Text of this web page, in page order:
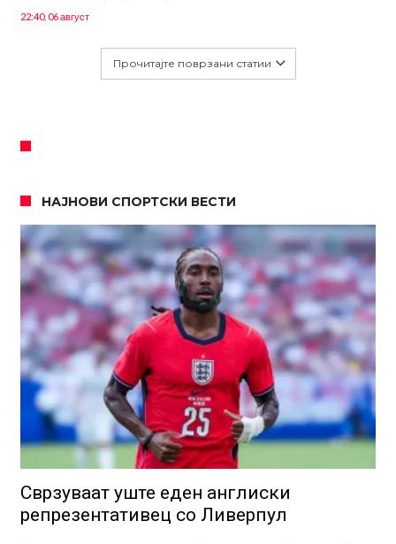
22:40, 06 август
Прочитајте поврзани статии
НАЈНОВИ СПОРТСКИ ВЕСТИ
Сврзуваат уште еден англиски
репрезентативец со Ливерпул